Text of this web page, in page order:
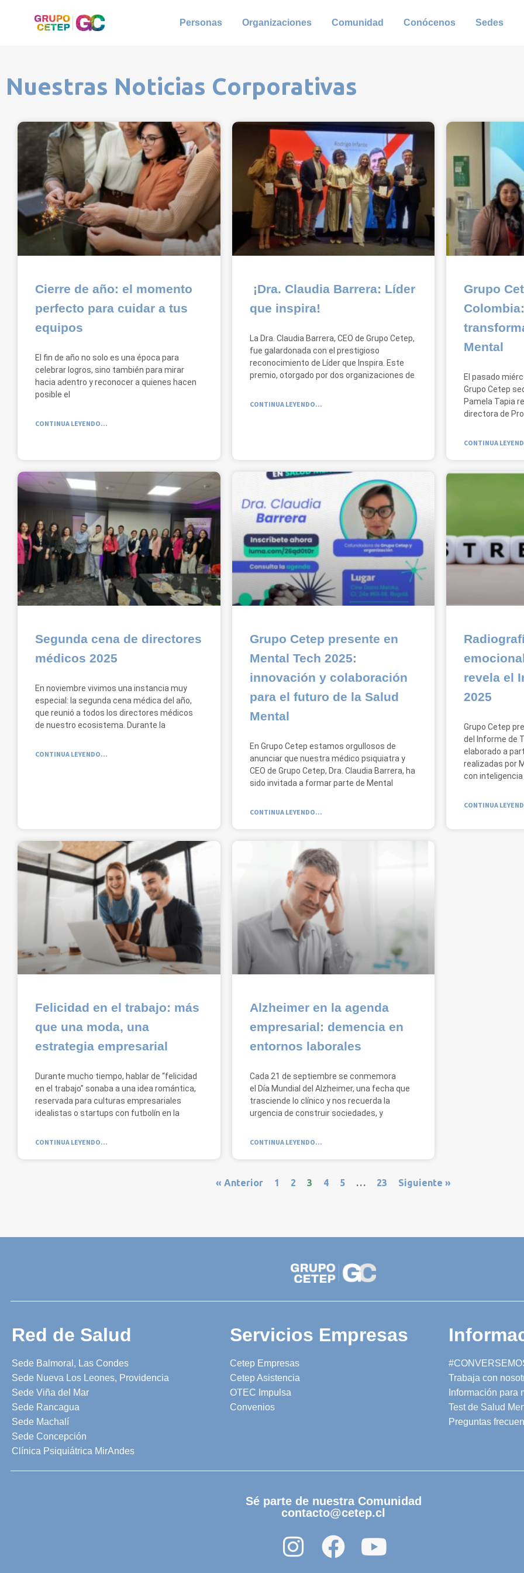
Personas Organizaciones Comunidad Conócenos Sedes
Nuestras Noticias Corporativas
Cierre de año: el momento
perfecto para cuidar a tus
equipos
El fin de año no solo es una época para
celebrar logros, sino también para mirar
hacia adentro y reconocer a quienes hacen
posible el
CONTINUA LEYENDO...
¡Dra. Claudia Barrera: Líder
que inspira!
La Dra. Claudia Barrera, CEO de Grupo Cetep,
fue galardonada con el prestigioso
reconocimiento de Líder que Inspira. Este
premio, otorgado por dos organizaciones de
CONTINUA LEYENDO...
Grupo
Mental
El pasado
Grupo Cetep
Pamela Tapia
directora de
CONTINUA
Segunda cena de directores
médicos 2025
En noviembre vivimos una instancia muy
especial: la segunda cena médica del año,
que reunió a todos los directores médicos
de nuestro ecosistema. Durante la
CONTINUA LEYENDO...
Grupo Cetep presente en
Mental Tech 2025:
innovación y colaboración
para el futuro de la Salud
Mental
En Grupo Cetep estamos orgullosos de
anunciar que nuestra médico psiquiatra y
CEO de Grupo Cetep, Dra. Claudia Barrera, ha
sido invitada a formar parte de Mental
CONTINUA LEYENDO...
revela el
2025
Grupo Cetep
del Informe de
elaborado a
realizadas por
con inteligencia
CONTINUA
Felicidad en el trabajo: más
que una moda, una
estrategia empresarial
Durante mucho tiempo, hablar de “felicidad
en el trabajo” sonaba a una idea romántica,
reservada para culturas empresariales
idealistas o startups con futbolín en la
CONTINUA LEYENDO...
Alzheimer en la agenda
empresarial: demencia en
entornos laborales
Cada 21 de septiembre se conmemora
el Día Mundial del Alzheimer, una fecha que
trasciende lo clínico y nos recuerda la
urgencia de construir sociedades, y
CONTINUA LEYENDO...
« Anterior 1 2 3 4 5 … 23 Siguiente »
Red de Salud
Sede Balmoral, Las Condes
Sede Nueva Los Leones, Providencia
Sede Viña del Mar
Sede Rancagua
Sede Machalí
Sede Concepción
Clínica Psiquiátrica MirAndes
Servicios Empresas
Cetep Empresas
Cetep Asistencia
OTEC Impulsa
Convenios
Trabaja con
Información para
Test de Salud
Preguntas
Sé parte de nuestra Comunidad
contacto@cetep.cl